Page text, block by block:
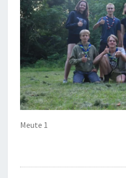
Meute 1